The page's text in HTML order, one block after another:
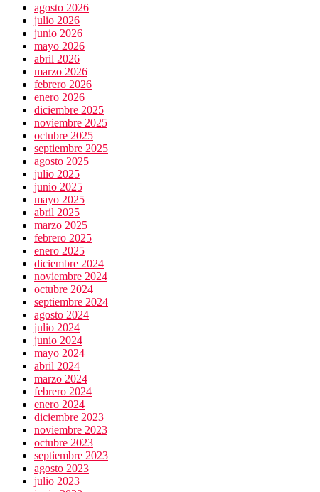
agosto 2026
julio 2026
junio 2026
mayo 2026
abril 2026
marzo 2026
febrero 2026
enero 2026
diciembre 2025
noviembre 2025
octubre 2025
septiembre 2025
agosto 2025
julio 2025
junio 2025
mayo 2025
abril 2025
marzo 2025
febrero 2025
enero 2025
diciembre 2024
noviembre 2024
octubre 2024
septiembre 2024
agosto 2024
julio 2024
junio 2024
mayo 2024
abril 2024
marzo 2024
febrero 2024
enero 2024
diciembre 2023
noviembre 2023
octubre 2023
septiembre 2023
agosto 2023
julio 2023